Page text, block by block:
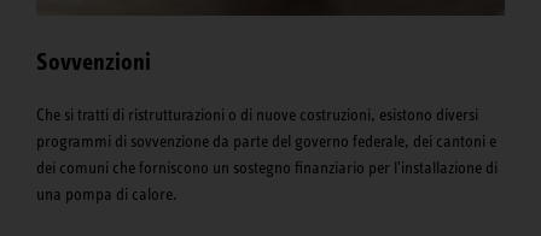
Sovvenzioni
Che si tratti di ristrutturazioni o di nuove costruzioni, esistono diversi
programmi di sovvenzione da parte del governo federale, dei cantoni e
dei comuni che forniscono un sostegno finanziario per l'installazione di
una pompa di calore.